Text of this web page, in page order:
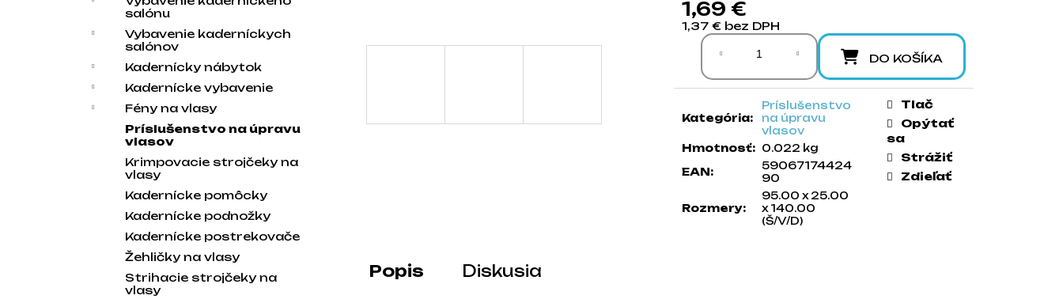
salónu
Vybavenie kaderníckych
salónov
Kadernícky nábytok
Kadernícke vybavenie
Fény na vlasy
Príslušenstvo na úpravu
vlasov
Krimpovacie strojčeky na
vlasy
Kadernícke pomôcky
Kadernícke podnožky
Kadernícke postrekovače
Žehličky na vlasy
Strihacie strojčeky na
vlasy
1,69 €
1,37 € bez DPH
Jednotková cena:
DO KOŠÍKA
Kategória:
Príslušenstvo
na úpravu
vlasov
Hmotnosť: 0.022 kg
EAN:
59067174424
90
Rozmery:
95.00 x 25.00
x 140.00
(Š/V/D)
Tlač
Opýtať
sa
Strážiť
Zdieľať
Popis Diskusia